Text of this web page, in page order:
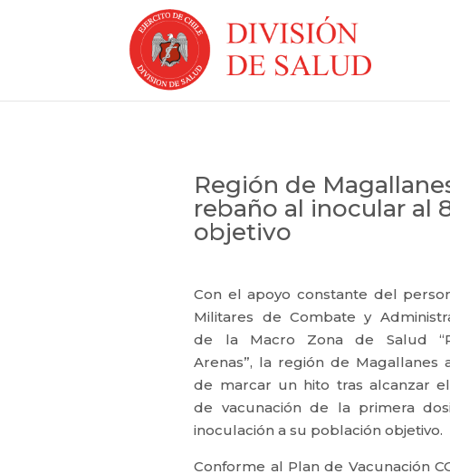
Región de
rebaño al inocular al
objetivo
Con el apoyo constante del
Militares de Combate y
de la Macro Zona de Salud
Arenas”, la región de Magallanes
de marcar un hito tras alcanzar
de vacunación de la primera
inoculación a su población objetivo.
Conforme al Plan de Vacunación